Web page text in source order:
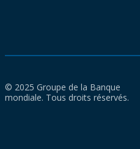
© 2025 Groupe de la Banque
mondiale. Tous droits réservés.